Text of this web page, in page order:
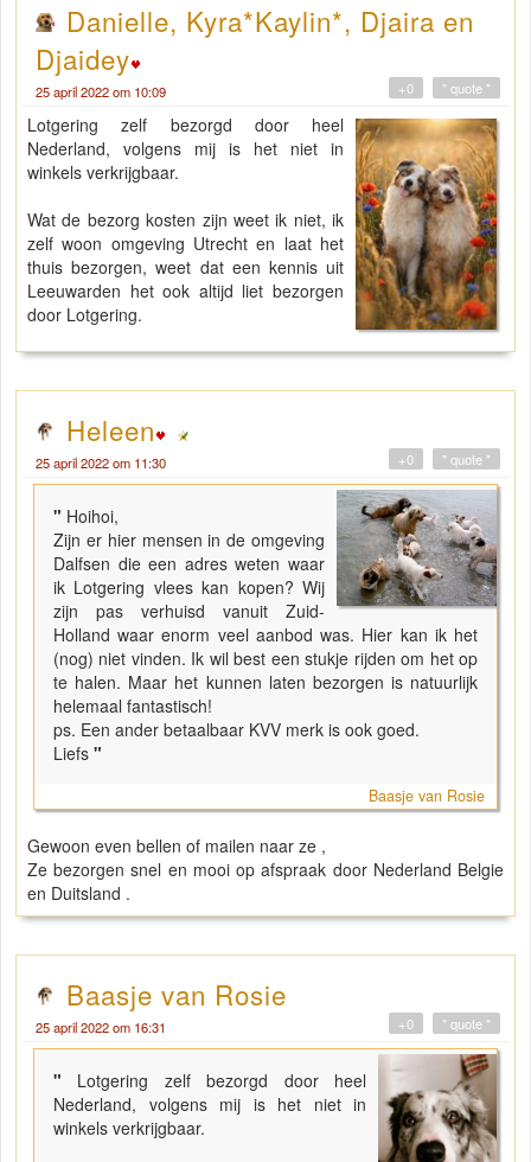
Danielle, Kyra*Kaylin*, Djaira en
Djaidey
25 april 2022 om 10:09 " quote "
+0
Lotgering zelf bezorgd door heel
Nederland, volgens mij is het niet in
winkels verkrijgbaar.
Wat de bezorg kosten zijn weet ik niet, ik
zelf woon omgeving Utrecht en laat het
thuis bezorgen, weet dat een kennis uit
Leeuwarden het ook altijd liet bezorgen
door Lotgering.
Heleen
25 april 2022 om 11:30 " quote "
+0
" Hoihoi,
Zijn er hier mensen in de omgeving
Dalfsen die een adres weten waar
ik Lotgering vlees kan kopen? Wij
zijn pas verhuisd vanuit Zuid-
Holland waar enorm veel aanbod was. Hier kan ik het
(nog) niet vinden. Ik wil best een stukje rijden om het op
te halen. Maar het kunnen laten bezorgen is natuurlijk
helemaal fantastisch!
ps. Een ander betaalbaar KVV merk is ook goed.
Liefs "
Baasje van Rosie
Gewoon even bellen of mailen naar ze ,
Ze bezorgen snel en mooi op afspraak door Nederland Belgie
en Duitsland .
Baasje van Rosie
25 april 2022 om 16:31 " quote "
+0
" Lotgering zelf bezorgd door heel
Nederland, volgens mij is het niet in
winkels verkrijgbaar.